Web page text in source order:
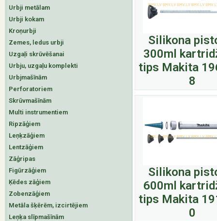
Urbji metālam
Urbji kokam
Kroņurbji
Zemes, ledus urbji
Uzgaļi skrūvēšanai
Urbju, uzgaļu komplekti
Urbjmašīnām
Perforatoriem
Skrūvmašīnām
Multi instrumentiem
Ripzāģiem
Leņķzāģiem
Lentzāģiem
Zāģripas
Figūrzāģiem
Ķēdes zāģiem
Zobenzāģiem
Metāla šķērēm, izcirtējiem
Leņķa slīpmašīnām
Silikona
300ml
tips Makita
8
Silikona
600ml
tips Makita
0